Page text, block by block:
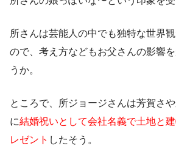
所さんは芸能人の中でも独特な世界
ので、考え方などもお父さんの影響
うか。
ところで、所ジョージさんは芳賀さ
に結婚祝いとして会社名義で土地と
レゼント したそう。